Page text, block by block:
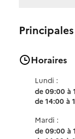
Horaires
Lundi :
de 09:00 à
de 14:00 à
Mardi :
de 09:00 à